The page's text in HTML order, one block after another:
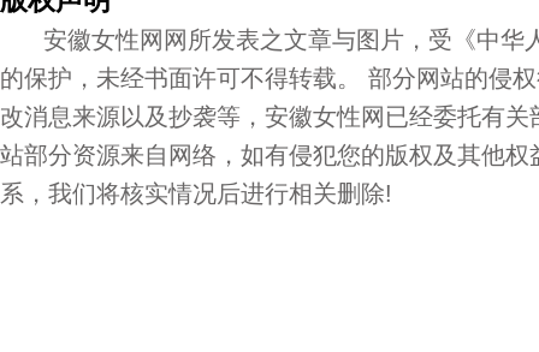
安徽女性网网所发表之文章与图片，受《中华
的保护，未经书面许可不得转载。 部分网站的侵
改消息来源以及抄袭等，安徽女性网已经委托有
站部分资源来自网络，如有侵犯您的版权及其他权
系，我们将核实情况后进行相关删除!